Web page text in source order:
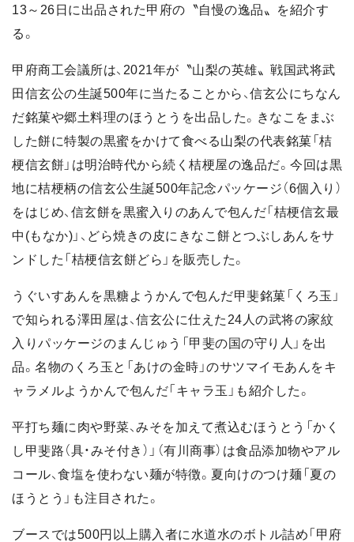
13～26日に出品された甲府の〝自慢の逸品〟を紹介す
る。
甲府商工会議所は、2021年が〝山梨の英雄〟戦国武将武
田信玄公の生誕500年に当たることから、信玄公にちなん
だ銘菓や郷土料理のほうとうを出品した。きなこをまぶ
した餅に特製の黒蜜をかけて食べる山梨の代表銘菓「桔
梗信玄餅」は明治時代から続く桔梗屋の逸品だ。今回は黒
地に桔梗柄の信玄公生誕500年記念パッケージ（6個入り）
をはじめ、信玄餅を黒蜜入りのあんで包んだ「桔梗信玄最
中(もなか)」、どら焼きの皮にきなこ餅とつぶしあんをサ
ンドした「桔梗信玄餅どら」を販売した。
うぐいすあんを黒糖ようかんで包んだ甲斐銘菓「くろ玉」
で知られる澤田屋は、信玄公に仕えた24人の武将の家紋
入りパッケージのまんじゅう「甲斐の国の守り人」を出
品。名物のくろ玉と「あけの金時」のサツマイモあんをキ
ャラメルようかんで包んだ「キャラ玉」も紹介した。
平打ち麺に肉や野菜、みそを加えて煮込むほうとう「かく
し甲斐路（具・みそ付き）」（有川商事）は食品添加物やアル
コール、食塩を使わない麺が特徴。夏向けのつけ麺「夏の
ほうとう」も注目された。
ブースでは500円以上購入者に水道水のボトル詰め「甲府